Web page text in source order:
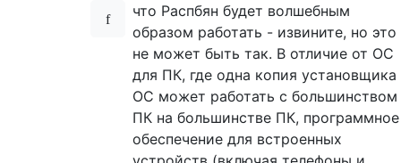
что Распбян будет волшебным
образом работать - извините, но это
не может быть так. В отличие от ОС
для ПК, где одна копия установщика
ОС может работать с большинством
ПК на большинстве ПК, программное
обеспечение для встроенных